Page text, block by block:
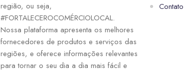
região, ou seja,
#FORTALECEROCOMÉRCIOLOCAL.
Nossa plataforma apresenta os melhores
fornecedores de produtos e serviços das
regiões, e oferece informações relevantes
para tornar o seu dia a dia mais fácil e
Contato